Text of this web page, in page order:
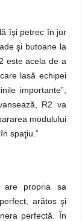
îşi petrec în jur
şi butoane la
este acela de a
lasă echipei
importante”,
R2 va
modulului
spaţiu.”
propria sa
arătos şi
perfectă. În